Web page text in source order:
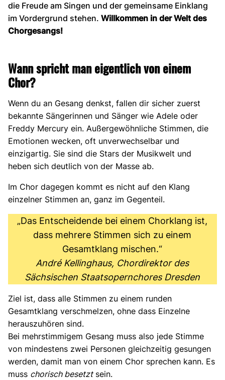
die Freude am Singen und der gemeinsame Einklang
im Vordergrund stehen. Willkommen in der Welt des
Chorgesangs!
Wann spricht man eigentlich von einem
Chor?
Wenn du an Gesang denkst, fallen dir sicher zuerst
bekannte Sängerinnen und Sänger wie Adele oder
Freddy Mercury ein. Außergewöhnliche Stimmen, die
Emotionen wecken, oft unverwechselbar und
einzigartig. Sie sind die Stars der Musikwelt und
heben sich deutlich von der Masse ab.
Im Chor dagegen kommt es nicht auf den Klang
einzelner Stimmen an, ganz im Gegenteil.
„Das Entscheidende bei einem Chorklang ist,
dass mehrere Stimmen sich zu einem
Gesamtklang mischen.“
André Kellinghaus, Chordirektor des
Sächsischen Staatsopernchores Dresden
Ziel ist, dass alle Stimmen zu einem runden
Gesamtklang verschmelzen, ohne dass Einzelne
herauszuhören sind.
Bei mehrstimmigem Gesang muss also jede Stimme
von mindestens zwei Personen gleichzeitig gesungen
werden, damit man von einem Chor sprechen kann. Es
muss chorisch besetztsein.